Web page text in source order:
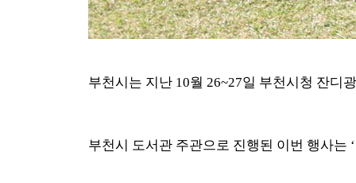
부천시는 지난 10월 26~27일 부천시청 잔디
부천시 도서관 주관으로 진행된 이번 행사는 ‘